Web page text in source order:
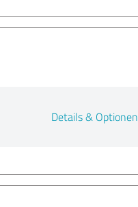
Details & Optionen